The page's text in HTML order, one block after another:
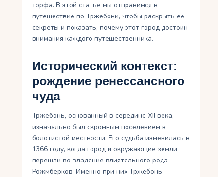
торфа. В этой статье мы отправимся в
путешествие по Тржебони, чтобы раскрыть её
секреты и показать, почему этот город достоин
внимания каждого путешественника.
Исторический контекст:
рождение ренессансного
чуда
Тржебонь, основанный в середине XII века,
изначально был скромным поселением в
болотистой местности. Его судьба изменилась в
1366 году, когда город и окружающие земли
перешли во владение влиятельного рода
Рожмберков. Именно при них Тржебонь